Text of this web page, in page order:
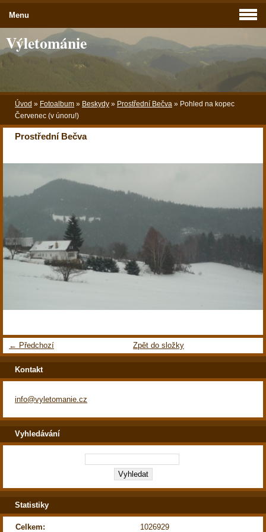
Výletománie
Úvod » Fotoalbum » Beskydy » Prostřední Bečva » Pohled na kopec
Červenec (v únoru!)
Prostřední Bečva
← Předchozí Zpět do složky
Menu
Kontakt
info@vyletomanie.cz
Vyhledávání
Statistiky
Celkem: 1026929